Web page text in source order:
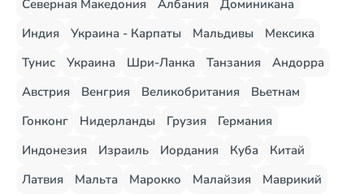
Северная Македония
Албания
Доминикана
Индия
Украина - Карпаты Мальдивы
Мексика
Тунис
Украина Шри-Ланка Танзания
Андорра
Австрия
Венгрия Великобритания
Вьетнам
Гонконг
Нидерланды Грузия
Германия
Индонезия
Израиль Иордания Куба
Китай
Латвия
Мальта Марокко Малайзия
Маврикий